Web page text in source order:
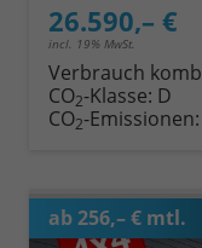
26.590,– €
incl. 19% MwSt.
Verbrauch
CO2-Klasse: D
CO2-Emissionen:
ab 256,– € mtl.